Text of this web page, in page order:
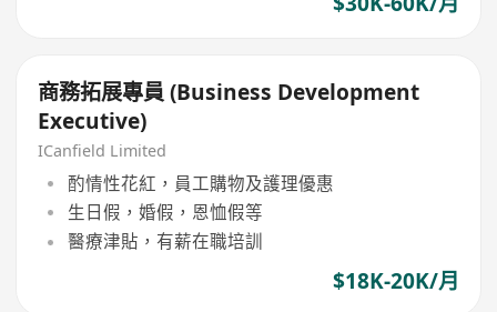
商務拓展專員 (Business Development
Executive)
ICanfield Limited
酌情性花紅，員工購物及護理優惠
生日假，婚假，恩恤假等
醫療津貼，有薪在職培訓
$18K-20K/月